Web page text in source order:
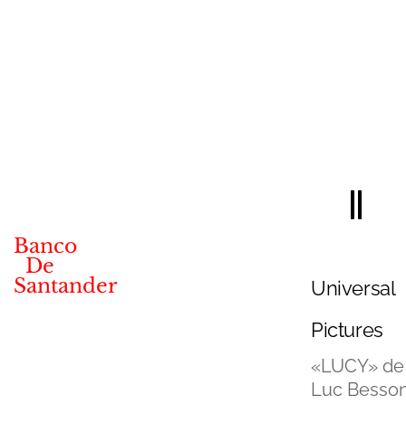
Banco
De
Santander
Universal
Pictures
«LUCY» de
Luc